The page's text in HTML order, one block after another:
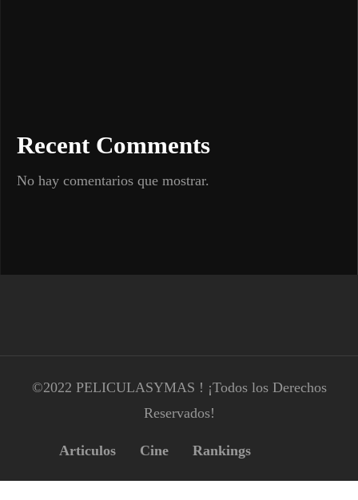
Recent Comments
No hay comentarios que mostrar.
©2022 PELICULASYMAS ! ¡Todos los Derechos
Reservados!
Articulos Cine Rankings